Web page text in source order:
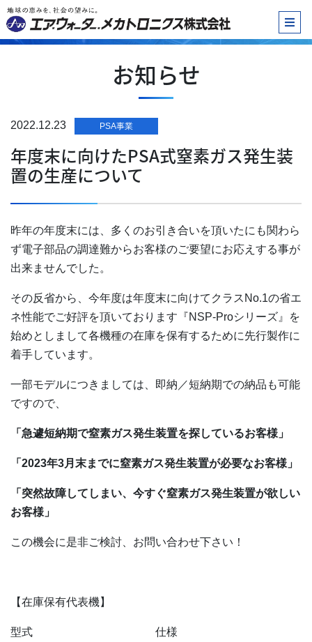
お知らせ
2022.12.23 PSA事業
年度末に向けたPSA式窒素ガス発生装
置の生産について
昨年の年度末には、多くのお引き合いを頂いたにも関わら
ず電子部品の調達難からお客様のご要望にお応えする事が
出来ませんでした。
その反省から、今年度は年度末に向けてクラスNo.1の省エ
ネ性能でご好評を頂いております『NSP-Proシリーズ』を
始めとしまして各機種の在庫を保有するために先行製作に
着手しています。
一部モデルにつきましては、即納／短納期での納品も可能
ですので、
「急遽短納期で窒素ガス発生装置を探しているお客様」
「2023年3月末までに窒素ガス発生装置が必要なお客様」
「突然故障してしまい、今すぐ窒素ガス発生装置が欲しい
お客様」
この機会に是非ご検討、お問い合わせ下さい！
【在庫保有代表機】
型式 仕様